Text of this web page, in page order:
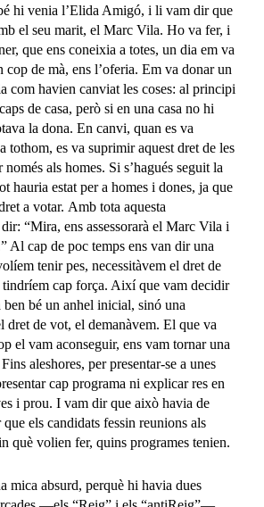
hi venia l’Elida Amigó, i li vam dir que
el seu marit, el Marc Vila. Ho va fer, i
que ens coneixia a totes, un dia em va
de mà, ens l’oferia. Em va donar un
com havien canviat les coses: al principi
de casa, però si en una casa no hi
la dona. En canvi, quan es va
tothom, es va suprimir aquest dret de les
als homes. Si s’hagués seguit la
hauria estat per a homes i dones, ja que
a votar. Amb tota aquesta
“Mira, ens assessorarà el Marc Vila i
Al cap de poc temps ens van dir una
tenir pes, necessitàvem el dret de
tindríem cap força. Així que vam decidir
bé un anhel inicial, sinó una
dret de vot, el demanàvem. El que va
el vam aconseguir, ens vam tornar una
aleshores, per presentar-se a unes
cap programa ni explicar res en
i prou. I vam dir que això havia de
els candidats fessin reunions als
què volien fer, quins programes tenien.
mica absurd, perquè hi havia dues